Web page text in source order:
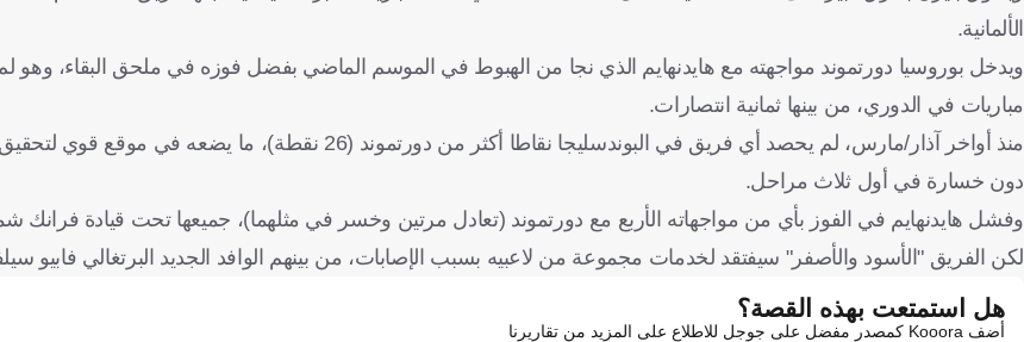
الألمانية.
مباريات في الدوري، من بينها ثمانية انتصارات.
منذ أواخر آذار/مارس، لم يحصد أي فريق في البوندسليجا نقاطا أكثر من دورتموند (26
دون خسارة في أول ثلاث مراحل.
وفشل هايدنهايم في الفوز بأي من مواجهاته الأربع مع دورتموند (تعادل مرتين وخسر في مثلهما)، جميعها تحت قيادة فرانك
لكن الفريق "الأسود والأصفر" سيفتقد لخدمات مجموعة من لاعبيه بسبب الإصابات، من بينهم الوافد الجديد البرتغالي فابيو
هل استمتعت بهذه القصة؟
أضف Kooora كمصدر مفضل على جوجل للاطلاع على المزيد من تقاريرنا